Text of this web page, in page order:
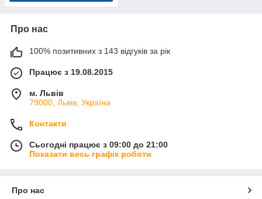
Про нас
100% позитивних з 143 відгуків за рік
Працює з 19.08.2015
м. Львів
79000, Львів, Україна
Контакти
Сьогодні працює з 09:00 до 21:00
Показати весь графік роботи
Про нас